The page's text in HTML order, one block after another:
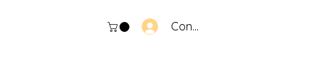
Connexion